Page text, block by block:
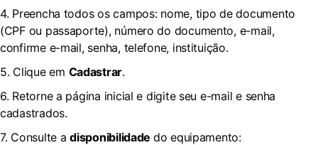
4. Preencha todos os campos: nome, tipo de documento
(CPF ou passaporte), número do documento, e-mail,
confirme e-mail, senha, telefone, instituição.
5. Clique em Cadastrar.
6. Retorne a página inicial e digite seu e-mail e senha
cadastrados.
7. Consulte adisponibilidade do equipamento: